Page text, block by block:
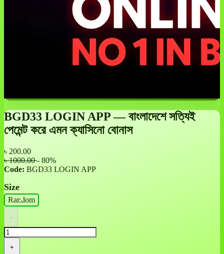
BGD33 LOGIN APP — বাংলাদেশে সত্যিই
পেমেন্ট করে এমন ক্যাসিনো বোনাস
৳ 200.00
৳ 1000.00- 80%
Code: BGD33 LOGIN APP
Size
Random
-
+